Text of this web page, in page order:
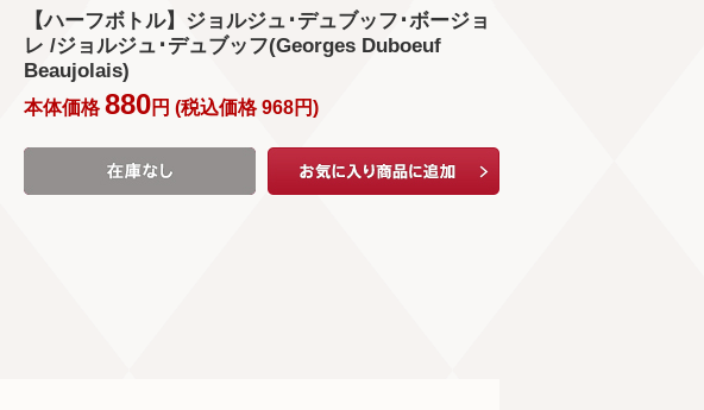
【ハーフボトル】ジョルジュ･デュブッフ･ボージョ
レ /ジョルジュ･デュブッフ(Georges Duboeuf
Beaujolais)
本体価格880円 (税込価格968円)